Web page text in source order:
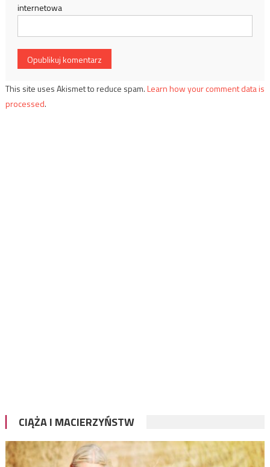
internetowa
This site uses Akismet to reduce spam.Learn how your comment data is
processed.
CIĄŻA I MACIERZYŃSTW